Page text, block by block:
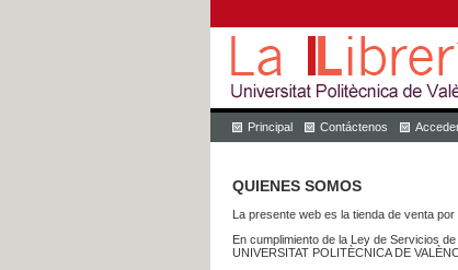
Principal Contáctenos
QUIENES SOMOS
La presente web es la tienda de venta
En cumplimiento de la Ley de Servicios
UNIVERSITAT POLITÈCNICA DE